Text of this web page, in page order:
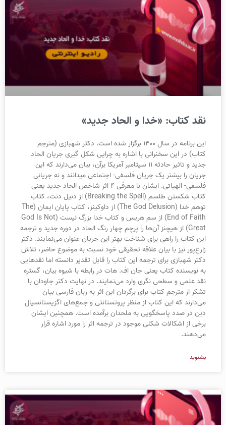
نقد کتاب: «خدا و الحاد جدید»
این برنامه در سال ۱۴۰۰ برگزار شده است. دکتر شهبازی (مترجم
کتاب) در این سخنرانی با اشاره به چرایی شکل گیری جریان الحاد
جدید و تاثیر حادثه ۱۱ سپتامبر آمریکا برآن، بیان می‌دارند که این
جریان را بیشتر یک جریان فلسفی- اجتماعی میدانند و نه جریانی
فلسفی- الهیاتی. ایشان با معرفی ۴ اثر شاخص الحاد جدید یعنی
کتاب شکستن طلسم (Breaking the Spell) از دنیل دنت، کتاب
توهم خدا (The God Delusion) از داوکینز، کتاب پایان ایمان (The
End of Faith) از سم هریس و کتاب خدا بزرگ نیست (God Is Not
Great) از هیچنز آن‌ها را پرچم چهار رنگ الحاد در دوره جدید و ترجمه
این کتاب را راهی برای شناخت بهتر این جریان عنوان می‌نمایند. دکتر
زارع‌پور نیز با بیان علاقه تحقیقی خود نسبت به موضوع حاضر، تلاش
دکتر شهبازی برای ترجمه این کتاب را قابل تقدیر دانسته اما نقدهایی
به نویسنده کتاب یعنی جان اف. هات در رابطه با شیوه بیان، گستره
نقد علمی و سطحی نگری وارد می‌نمایند. در نهایت دکتر جاودان با
تشکر از مترجم کتاب برای برگردان این اثر به زبان فارسی بیان
می‌دارند که این کتاب از منظر پروتستانتی و جمع‌های اگزیستانسیال
دین در صدد پاسخگویی به ملحدان برآمده است. همچنین ایشان
برخی از اشکالات شکلی موجود در ترجمه اثر را مورد اشاره قرار
می‌دهند.
بشنوید